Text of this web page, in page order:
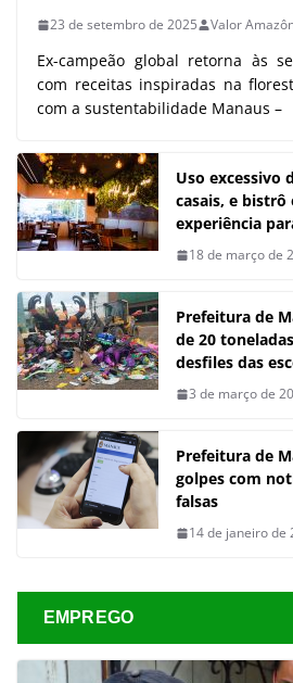
23 de setembro de 2025 Valor
Ex-campeão global retorna às
com receitas inspiradas na
com a sustentabilidade Manaus –
Uso excessivo
casais, e
experiência
18 de março de
Prefeitura de
de 20
desfiles das
3 de março de
Prefeitura de
golpes com
falsas
14 de janeiro de
EMPREGO